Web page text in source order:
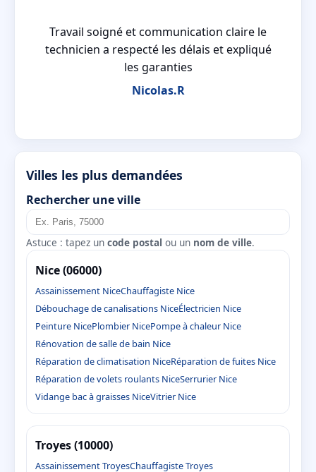
Travail soigné et communication claire le
technicien a respecté les délais et expliqué
les garanties
Nicolas.R
Villes les plus demandées
Rechercher une ville
Astuce : tapez un code postal ou un nom de ville.
Nice (06000)
Assainissement NiceChauffagiste Nice
Débouchage de canalisations NiceÉlectricien Nice
Peinture NicePlombier NicePompe à chaleur Nice
Rénovation de salle de bain Nice
Réparation de climatisation NiceRéparation de fuites Nice
Réparation de volets roulants NiceSerrurier Nice
Vidange bac à graisses NiceVitrier Nice
Troyes (10000)
Assainissement TroyesChauffagiste Troyes